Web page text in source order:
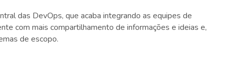
das DevOps, que acaba integrando as equipes de
com mais compartilhamento de informações e ideias e,
de escopo.